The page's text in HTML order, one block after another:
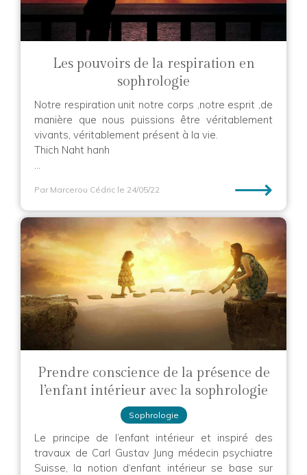
Les pouvoirs de la respiration en
sophrologie
Notre respiration unit notre corps ,notre esprit ,de
manière que nous puissions être véritablement
vivants, véritablement présent à la vie.
Thich Naht hanh
...
Par Marcerou Cédric le 24/05/22 ⟶
Prendre conscience de la présence de
l’enfant intérieur avec la sophrologie
Sophrologie
Le principe de l’enfant intérieur et inspiré des
travaux de Carl Gustav Jung médecin psychiatre
Suisse, la notion d‘enfant intérieur se base sur